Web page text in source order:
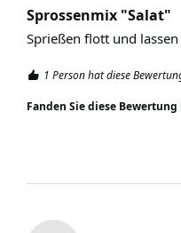
Sprossenmix "Salat"
Sprießen flott und
1 Person hat diese
Fanden Sie diese